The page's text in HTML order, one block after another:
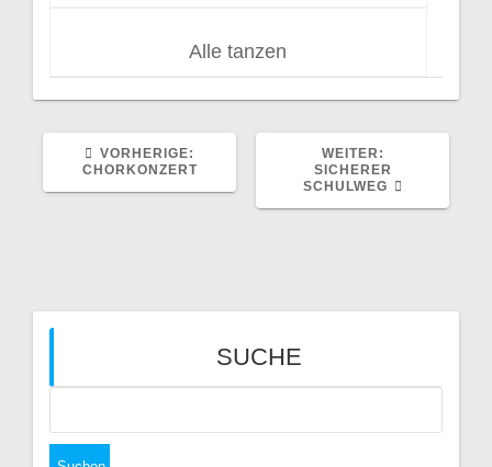
Alle tanzen
VORHERIGE:
BEITRAG:
CHORKONZERT
WEITER:
BEITRAG:
SICHERER
SCHULWEG
SUCHE